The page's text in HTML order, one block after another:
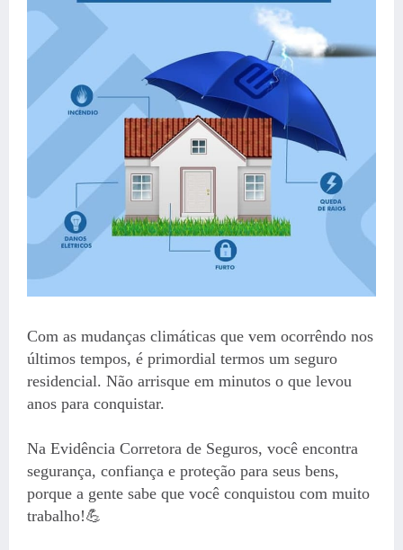
Com as mudanças climáticas que vem ocorrêndo nos
últimos tempos, é primordial termos um seguro
residencial. Não arrisque em minutos o que levou
anos para conquistar.
Na Evidência Corretora de Seguros, você encontra
segurança, confiança e proteção para seus bens,
porque a gente sabe que você conquistou com muito
trabalho!💪